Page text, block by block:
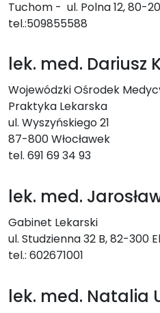
Tuchom - ul. Polna 12, 80-
tel.:509855588
lek. med. Dariusz
Wojewódzki Ośrodek
Praktyka Lekarska
ul. Wyszyńskiego 21
87-800 Włocławek
tel. 691 69 34 93
lek. med.
Gabinet Lekarski
ul. Studzienna 32 B, 82-300
tel.: 602671001
lek. med. Natalia